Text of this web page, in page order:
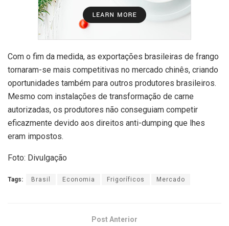
Com o fim da medida, as exportações brasileiras de frango
tornaram-se mais competitivas no mercado chinês, criando
oportunidades também para outros produtores brasileiros.
Mesmo com instalações de transformação de carne
autorizadas, os produtores não conseguiam competir
eficazmente devido aos direitos anti-dumping que lhes
eram impostos.
Foto: Divulgação
Tags: Brasil Economia Frigoríficos Mercado
Post Anterior